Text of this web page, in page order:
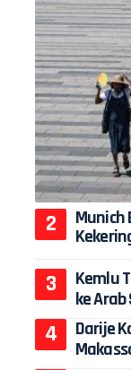
Munich
Kemlu
ke
Darije